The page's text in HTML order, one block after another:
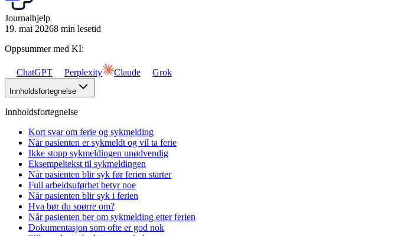
Journalhjelp
19. mai 20268 min lesetid
Oppsummer med KI:
ChatGPT Perplexity Claude Grok
Innholdsfortegnelse
Innholdsfortegnelse
Kort svar om ferie og sykmelding
Når pasienten er sykmeldt og vil ta ferie
Ikke stopp sykmeldingen unødvendig
Eksempeltekst til sykmeldingen
Når pasienten blir syk før ferien starter
Full arbeidsuførhet betyr noe
Når pasienten blir syk i ferien
Hva bør du spørre om?
Når pasienten ber om sykmelding etter ferien
Dokumentasjon som ofte er god nok